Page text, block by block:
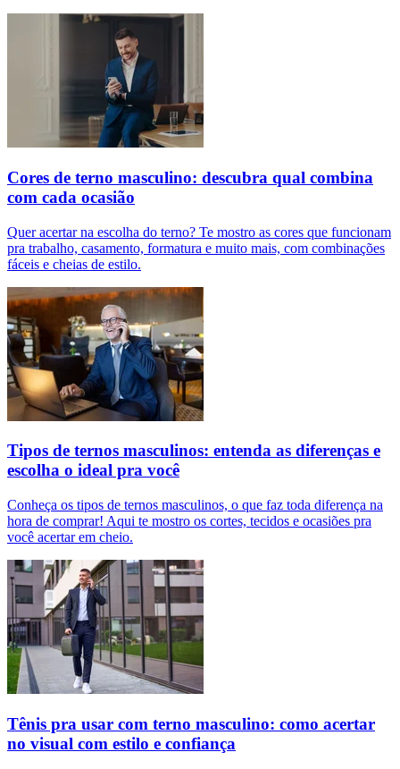
Cores de terno masculino: descubra qual combina
com cada ocasião
Quer acertar na escolha do terno? Te mostro as cores que funcionam
pra trabalho, casamento, formatura e muito mais, com combinações
fáceis e cheias de estilo.
Tipos de ternos masculinos: entenda as diferenças e
escolha o ideal pra você
Conheça os tipos de ternos masculinos, o que faz toda diferença na
hora de comprar! Aqui te mostro os cortes, tecidos e ocasiões pra
você acertar em cheio.
Tênis pra usar com terno masculino: como acertar
no visual com estilo e confiança